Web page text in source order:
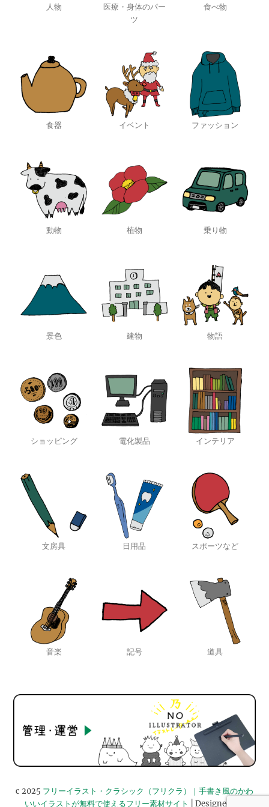
人物
医療・身体のパー
ツ
食べ物
食器 イベント ファッション
動物 植物 乗り物
景色 建物 物語
ショッピング 電化製品 インテリア
文房具 日用品 スポーツなど
音楽 記号 道具
c 2025 フリーイラスト・クラシック（フリクラ）｜手書き風のかわ
いいイラストが無料で使えるフリー素材サイト
| Designed by: